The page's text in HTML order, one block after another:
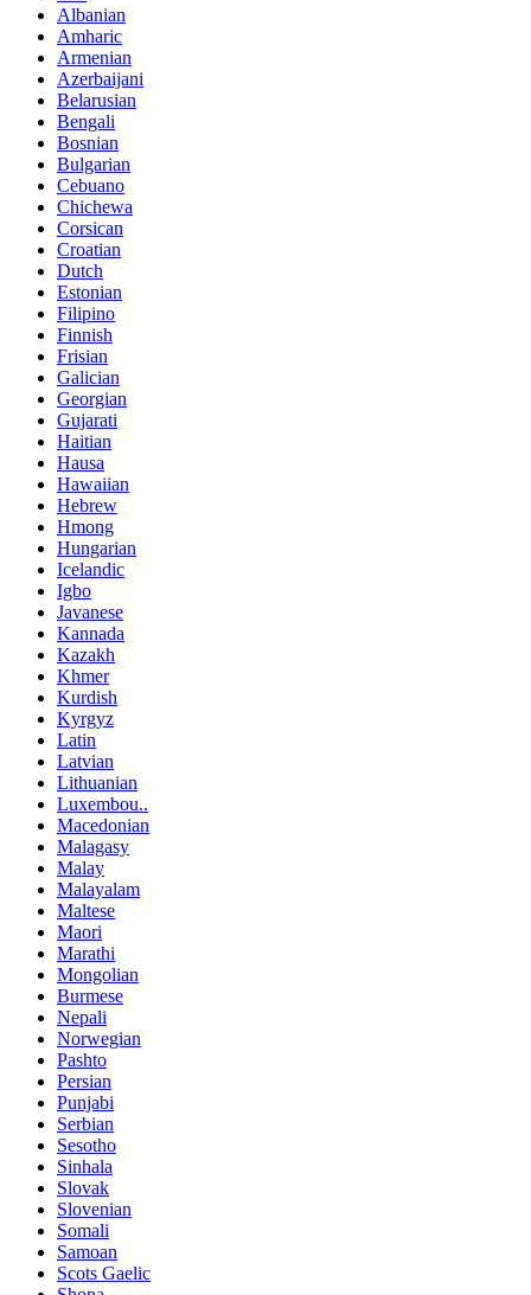
Albanian
Amharic
Armenian
Azerbaijani
Belarusian
Bengali
Bosnian
Bulgarian
Cebuano
Chichewa
Corsican
Croatian
Dutch
Estonian
Filipino
Finnish
Frisian
Galician
Georgian
Gujarati
Haitian
Hausa
Hawaiian
Hebrew
Hmong
Hungarian
Icelandic
Igbo
Javanese
Kannada
Kazakh
Khmer
Kurdish
Kyrgyz
Latin
Latvian
Lithuanian
Luxembou..
Macedonian
Malagasy
Malay
Malayalam
Maltese
Maori
Marathi
Mongolian
Burmese
Nepali
Norwegian
Pashto
Persian
Punjabi
Serbian
Sesotho
Sinhala
Slovak
Slovenian
Somali
Samoan
Scots Gaelic